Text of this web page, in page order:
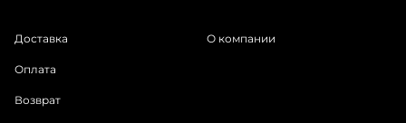
Доставка
Оплата
Возврат
О компании